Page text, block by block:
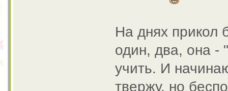
На днях прикол
один, два, она -
учить. И
твержу, но